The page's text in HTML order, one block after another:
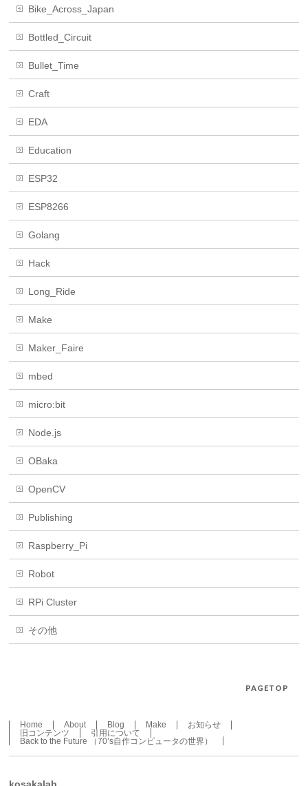
Bike_Across_Japan
Bottled_Circuit
Bullet_Time
Craft
EDA
Education
ESP32
ESP8266
Golang
Hack
Long_Ride
Make
Maker_Faire
mbed
micro:bit
Node.js
OBaka
OpenCV
Publishing
Raspberry_Pi
Robot
RPi Cluster
その他
PAGETOP
Home About Blog Make
お知らせ
旧コンテンツ
引用について
Back to the Future （70’s自作コンピュータの世界）